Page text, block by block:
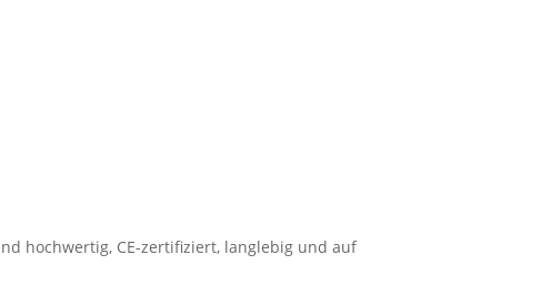
hochwertig, CE-zertifiziert, langlebig und auf